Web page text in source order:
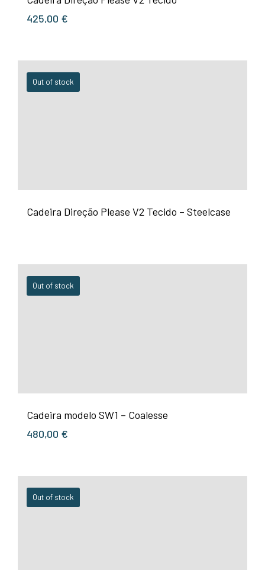
425,00 €
Out of stock
Cadeira Direção Please V2 Tecido – Steelcase
Out of stock
Cadeira modelo SW1 – Coalesse
480,00 €
Out of stock